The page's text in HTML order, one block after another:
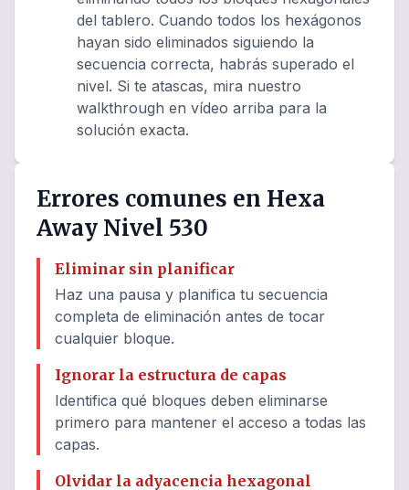
del tablero. Cuando todos los hexágonos
hayan sido eliminados siguiendo la
secuencia correcta, habrás superado el
nivel. Si te atascas, mira nuestro
walkthrough en vídeo arriba para la
solución exacta.
Errores comunes en Hexa
Away Nivel 530
Eliminar sin planificar
Haz una pausa y planifica tu secuencia
completa de eliminación antes de tocar
cualquier bloque.
Ignorar la estructura de capas
Identifica qué bloques deben eliminarse
primero para mantener el acceso a todas las
capas.
Olvidar la adyacencia hexagonal